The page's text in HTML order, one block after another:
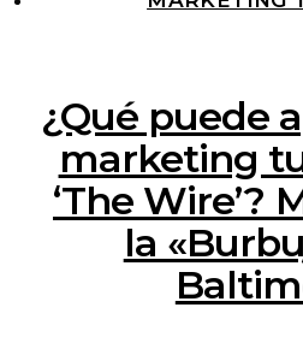
¿Qué puede
marketing
‘The Wire’?
la